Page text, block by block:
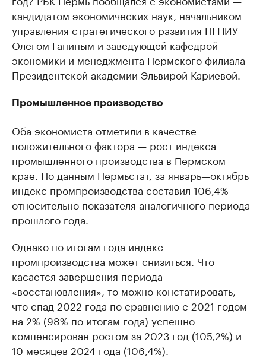
кандидатом экономических наук, начальником
управления стратегического развития ПГНИУ
Олегом Ганиным и заведующей кафедрой
экономики и менеджмента Пермского филиала
Президентской академии Эльвирой Кариевой.
Промышленное производство
Оба экономиста отметили в качестве
положительного фактора — рост индекса
промышленного производства в Пермском
крае. По данным Пермьстат, за январь—октябрь
индекс промпроизводства составил 106,4%
относительно показателя аналогичного периода
прошлого года.
Однако по итогам года индекс
промпроизводства может снизиться. Что
касается завершения периода
«восстановления», то можно констатировать,
что спад 2022 года по сравнению с 2021 годом
на 2% (98% по итогам года) успешно
компенсирован ростом за 2023 год (105,2%) и
10 месяцев 2024 года (106,4%).